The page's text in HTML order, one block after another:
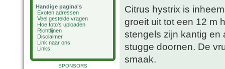
Handige pagina's
Exoten adressen
Veel gestelde vragen
Hoe foto's uploaden
Richtlijnen
Disclaimer
Link naar ons
Links
SPONSORS
Citrus hystrix is
groeit uit tot een 12 m
stengels zijn kantig en
stugge doornen. De
smaak.